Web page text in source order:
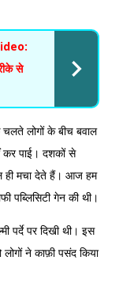
से
लोगों के बीच बवाल
कर पाई। दशकों से
ही मचा देते हैं। आज हम
पब्लिसिटी गेन की थी।
पर्दे पर दिखी थी। इस
लोगों ने काफ़ी पसंद किया